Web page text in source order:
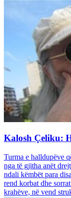
Kalosh Çeliku:
Turma e halldupëve
nga të gjitha anët
ndali këmbët para
rend korbat dhe
krahëve, në vend